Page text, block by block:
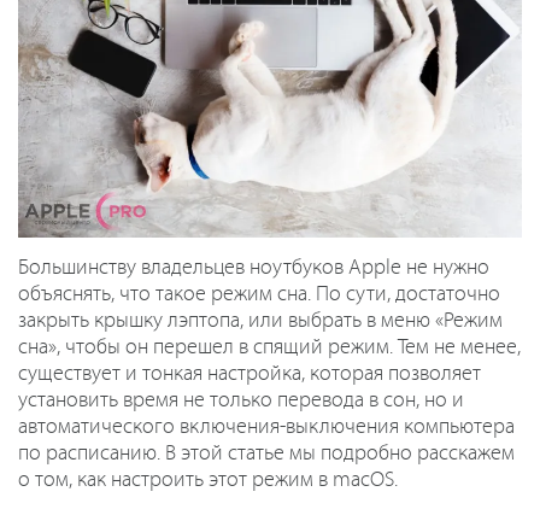
Большинству владельцев ноутбуков Apple не нужно
объяснять, что такое режим сна. По сути, достаточно
закрыть крышку лэптопа, или выбрать в меню «Режим
сна», чтобы он перешел в спящий режим. Тем не менее,
существует и тонкая настройка, которая позволяет
установить время не только перевода в сон, но и
автоматического включения-выключения компьютера
по расписанию. В этой статье мы подробно расскажем
о том, как настроить этот режим в macOS.